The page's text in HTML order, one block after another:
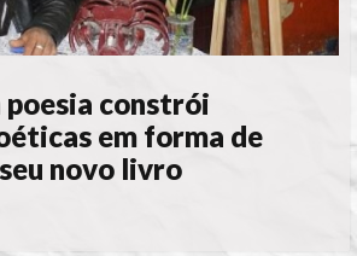
poesia constrói
em forma de
novo livro